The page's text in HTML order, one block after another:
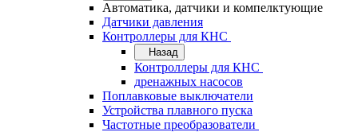
Автоматика, датчики и компелктующие
Датчики давления
Контроллеры для КНС
Назад
Контроллеры для КНС
дренажных насосов
Поплавковые выключатели
Устройства плавного пуска
Частотные преобразователи